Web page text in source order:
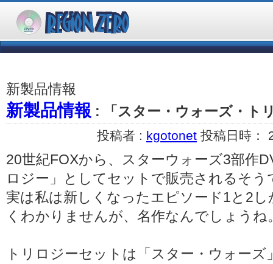
新製品情報
新製品情報 : 「スター・ウォーズ・ト
投稿者 : kgotonet 投稿日時：
20世紀FOXから、スターウォーズ3部作
ロジー」としてセットで販売されるそう
実は私は新しくなったエピソード1と2
くわかりませんが、名作なんでしょうね
トリロジーセットは「スター・ウォー